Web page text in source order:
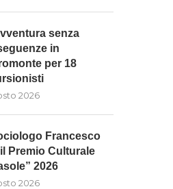
“MESE DEI BRONZI”: IL
PROTAGONISTA CON
senza
in
per 18
2026
Francesco
Premio Culturale
2026
2026